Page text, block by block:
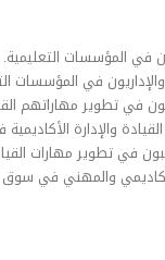
في المؤسسات التعليمية.
في المؤسسات
في تطوير مهاراتهم
والإدارة
في تطوير مهارات
والمهني في سوق